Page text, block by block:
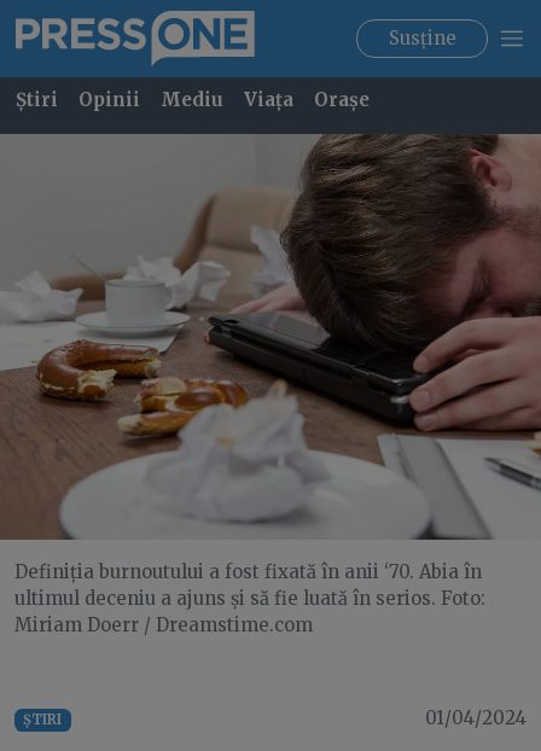
Susține
Știri Opinii Mediu Viața Orașe
Definiția burnoutului a fost fixată în anii ‘70. Abia în
ultimul deceniu a ajuns și să fie luată în serios. Foto:
Miriam Doerr / Dreamstime.com
ȘTIRI 01/04/2024